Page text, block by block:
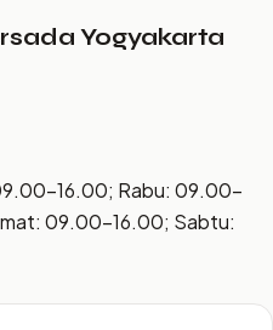
Yogyakarta
Rabu: 09.00–
09.00–16.00; Sabtu: